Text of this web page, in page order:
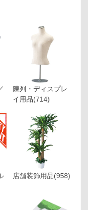
陳列・ディスプレ
イ用品(714)
店舗装飾用品(958)